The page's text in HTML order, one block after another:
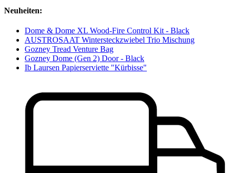
Neuheiten:
Dome & Dome XL Wood-Fire Control Kit - Black
AUSTROSAAT Wintersteckzwiebel Trio Mischung
Gozney Tread Venture Bag
Gozney Dome (Gen 2) Door - Black
Ib Laursen Papierserviette "Kürbisse"